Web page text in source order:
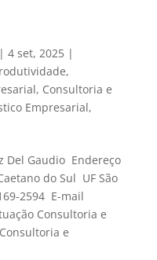
4 set, 2025|
,
, Consultoria e
Empresarial,
Del Gaudio Endereço
do Sul UF São
2594 E-mail
Consultoria e
e